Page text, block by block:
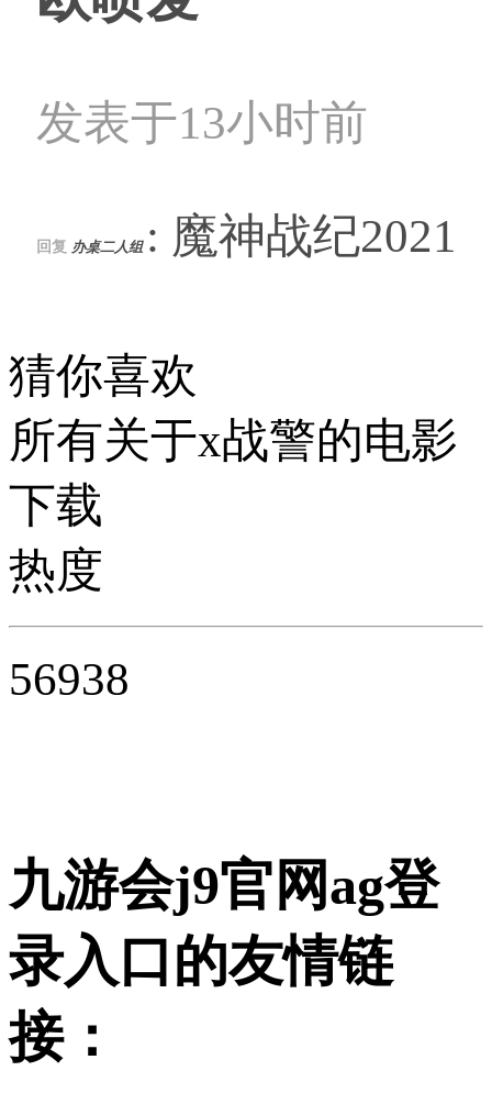
发表于13小时前
回复 办桌二人组 : 魔神战纪2021
猜你喜欢
所有关于x战警的电影
下载
热度
56938
九游会j9官网ag登
录入口的友情链
接：